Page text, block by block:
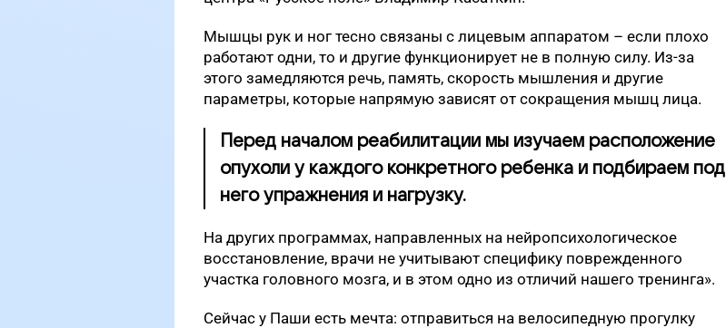
Мышцы рук и ног тесно связаны с лицевым аппаратом – если плохо
работают одни, то и другие функционирует не в полную силу. Из-за
этого замедляются речь, память, скорость мышления и другие
параметры, которые напрямую зависят от сокращения мышц лица.
Перед началом реабилитации мы изучаем расположение
опухоли у каждого конкретного ребенка и подбираем под
него упражнения и нагрузку.
На других программах, направленных на нейропсихологическое
восстановление, врачи не учитывают специфику поврежденного
участка головного мозга, и в этом одно из отличий нашего тренинга».
Сейчас у Паши есть мечта: отправиться на велосипедную прогулку